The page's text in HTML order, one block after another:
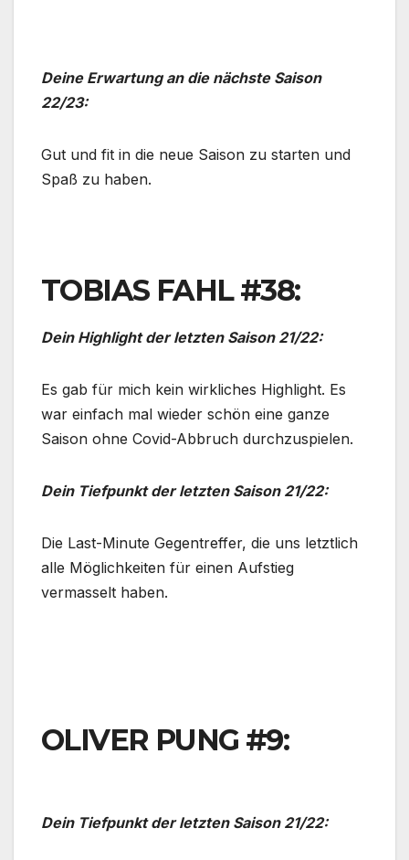
Deine Erwartung an die nächste Saison
22/23:
Gut und fit in die neue Saison zu starten und
Spaß zu haben.
TOBIAS FAHL #38:
Dein Highlight der letzten Saison 21/22:
Es gab für mich kein wirkliches Highlight. Es
war einfach mal wieder schön eine ganze
Saison ohne Covid-Abbruch durchzuspielen.
Dein Tiefpunkt der letzten Saison 21/22:
Die Last-Minute Gegentreffer, die uns letztlich
alle Möglichkeiten für einen Aufstieg
vermasselt haben.
OLIVER PUNG #9:
Dein Tiefpunkt der letzten Saison 21/22: